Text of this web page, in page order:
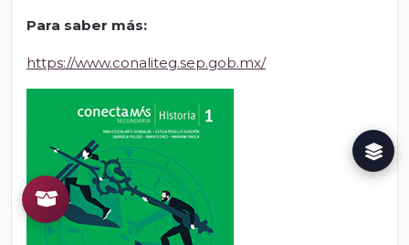
Para saber más:
https://www.conaliteg.sep.gob.mx/